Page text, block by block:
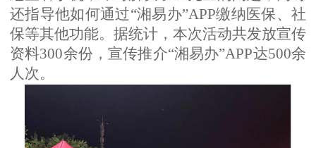
还指导他如何通过“湘易办”APP缴纳医保、社
保等其他功能。据统计，本次活动共发放宣传
资料300余份，宣传推介“湘易办”APP达500余
人次。